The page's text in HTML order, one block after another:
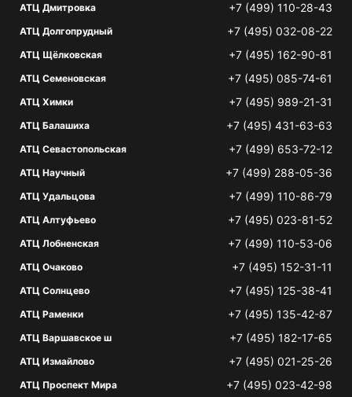
АТЦ Дмитровка +7 (499) 110-28-43
АТЦ Долгопрудный +7 (495) 032-08-22
АТЦ Щёлковская +7 (495) 162-90-81
АТЦ Семеновская +7 (495) 085-74-61
АТЦ Химки +7 (495) 989-21-31
АТЦ Балашиха +7 (495) 431-63-63
АТЦ Севастопольская +7 (499) 653-72-12
АТЦ Научный +7 (499) 288-05-36
АТЦ Удальцова +7 (499) 110-86-79
АТЦ Алтуфьево +7 (495) 023-81-52
АТЦ Лобненская +7 (499) 110-53-06
АТЦ Очаково +7 (495) 152-31-11
АТЦ Солнцево +7 (495) 125-38-41
АТЦ Раменки +7 (495) 135-42-87
АТЦ Варшавское ш +7 (495) 182-17-65
АТЦ Измайлово +7 (495) 021-25-26
АТЦ Проспект Мира +7 (495) 023-42-98